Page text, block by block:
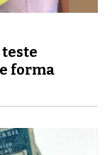
forma